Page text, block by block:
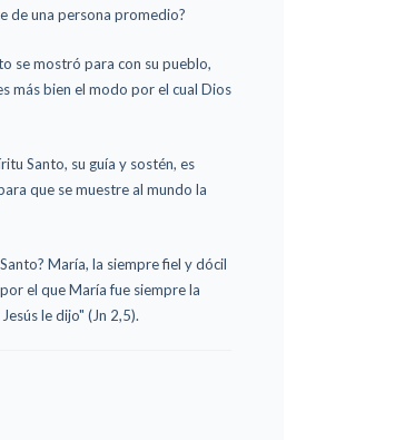
de una persona promedio?
se mostró para con su pueblo,
más bien el modo por el cual Dios
Santo, su guía y sostén, es
que se muestre al mundo la
María, la siempre fiel y dócil
el que María fue siempre la
le dijo" (Jn 2,5).